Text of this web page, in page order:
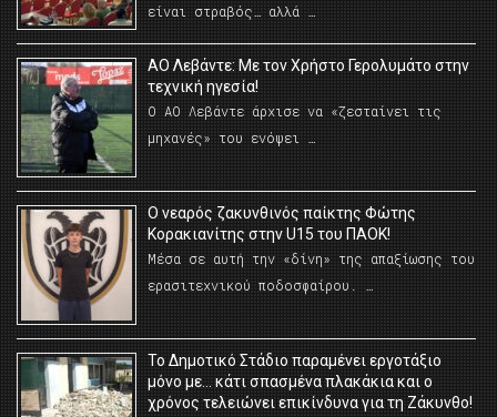
είναι στραβός… αλλά …
ΑΟ Λεβάντε: Με τον Χρήστο Γερολυμάτο στην
τεχνική ηγεσία!
Ο ΑΟ Λεβάντε άρχισε να «ζεσταίνει τις
μηχανές» του ενόψει …
O νεαρός ζακυνθινός παίκτης Φώτης
Κορακιανίτης στην U15 του ΠΑΟΚ!
Μέσα σε αυτή την «δίνη» της απαξίωσης του
ερασιτεχνικού ποδοσφαίρου. …
Το Δημοτικό Στάδιο παραμένει εργοτάξιο
μόνο με… κάτι σπασμένα πλακάκια και ο
χρόνος τελειώνει επικίνδυνα για τη Ζάκυνθο!